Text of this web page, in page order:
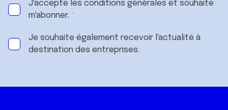
J'accepte les conditions générales et souhaite
m'abonner.
Je souhaite également recevoir l'actualité à
destination des entreprises.